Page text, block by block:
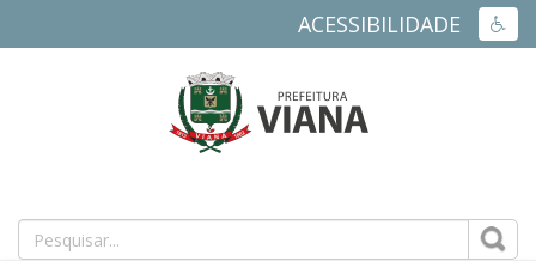
ACESSIBILIDADE
MUNICIPAL